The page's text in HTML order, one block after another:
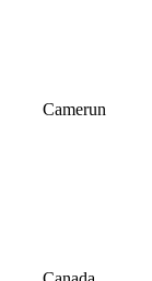
Camerun